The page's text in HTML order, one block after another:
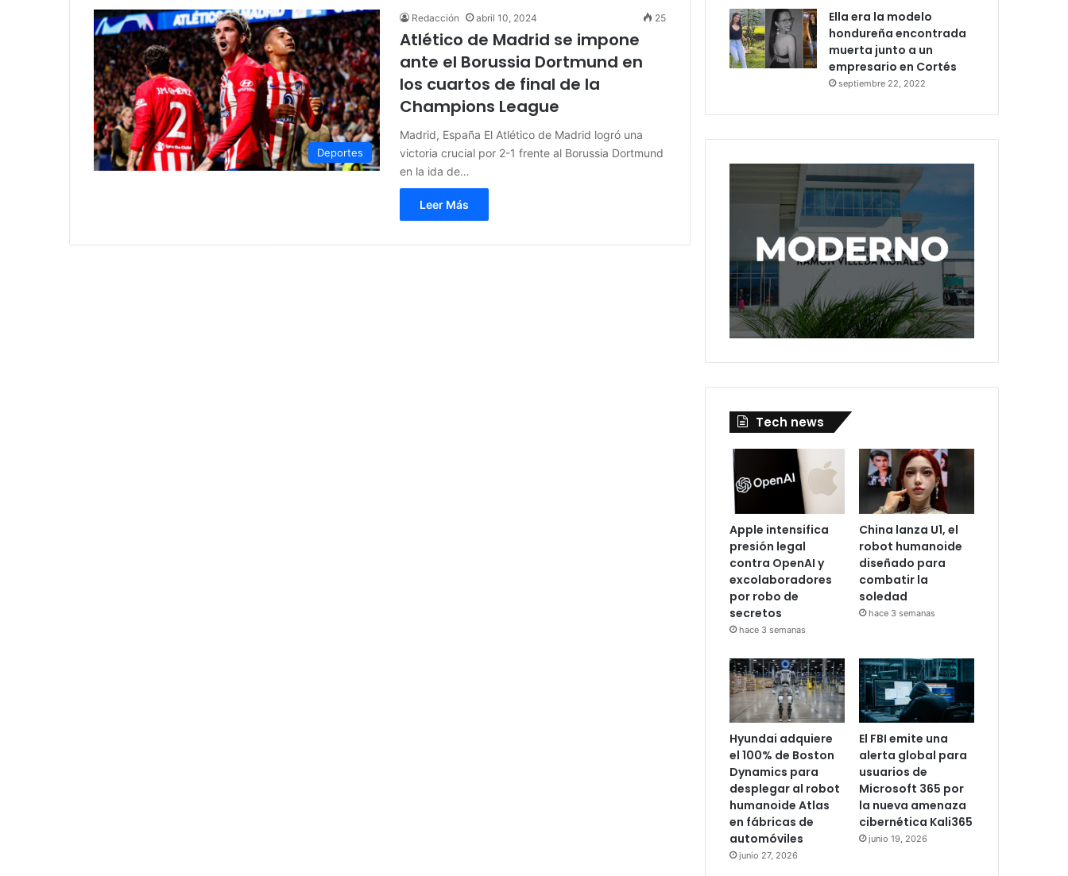
Deportes
Redacción abril 10, 2024 25
Atlético de Madrid se impone
ante el Borussia Dortmund en
los cuartos de final de la
Champions League
Madrid, España El Atlético de Madrid logró una
victoria crucial por 2-1 frente al Borussia Dortmund
en la ida de…
Leer Más
Ella era la modelo
hondureña encontrada
muerta junto a un
empresario en Cortés
septiembre 22, 2022
Tech news
Apple intensifica
presión legal
contra OpenAI y
excolaboradores
por robo de
secretos
hace 3 semanas
China lanza U1, el
robot humanoide
diseñado para
combatir la
soledad
hace 3 semanas
Hyundai adquiere
el 100% de Boston
Dynamics para
desplegar al robot
humanoide Atlas
en fábricas de
automóviles
junio 27, 2026
El FBI emite una
alerta global para
usuarios de
Microsoft 365 por
la nueva amenaza
cibernética Kali365
junio 19, 2026